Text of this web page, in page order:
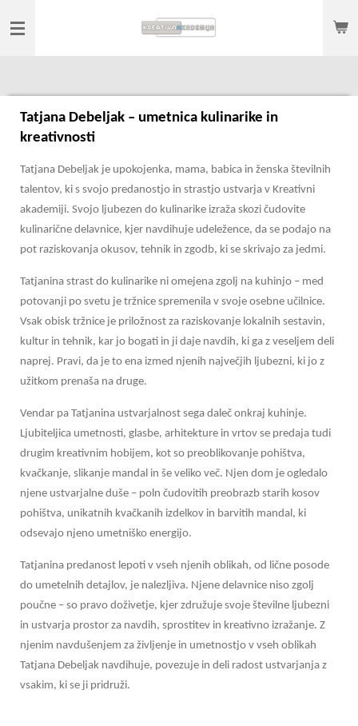
to
Tatjana Debeljak – umetnica kulinarike in
kreativnosti
Tatjana Debeljak je upokojenka, mama, babica in ženska številnih
talentov, ki s svojo predanostjo in strastjo ustvarja v Kreativni
akademiji. Svojo ljubezen do kulinarike izraža skozi čudovite
kulinarične delavnice, kjer navdihuje udeležence, da se podajo na
pot raziskovanja okusov, tehnik in zgodb, ki se skrivajo za jedmi.
Tatjanina strast do kulinarike ni omejena zgolj na kuhinjo – med
potovanji po svetu je tržnice spremenila v svoje osebne učilnice.
Vsak obisk tržnice je priložnost za raziskovanje lokalnih sestavin,
kultur in tehnik, kar jo bogati in ji daje navdih, ki ga z veseljem deli
naprej. Pravi, da je to ena izmed njenih največjih ljubezni, ki jo z
užitkom prenaša na druge.
Vendar pa Tatjanina ustvarjalnost sega daleč onkraj kuhinje.
Ljubiteljica umetnosti, glasbe, arhitekture in vrtov se predaja tudi
drugim kreativnim hobijem, kot so preoblikovanje pohištva,
kvačkanje, slikanje mandal in še veliko več. Njen dom je ogledalo
njene ustvarjalne duše – poln čudovitih preobrazb starih kosov
pohištva, unikatnih kvačkanih izdelkov in barvitih mandal, ki
odsevajo njeno umetniško energijo.
Tatjanina predanost lepoti v vseh njenih oblikah, od lične posode
do umetelnih detajlov, je nalezljiva. Njene delavnice niso zgolj
poučne – so pravo doživetje, kjer združuje svoje številne ljubezni
in ustvarja prostor za navdih, sprostitev in kreativno izražanje. Z
njenim navdušenjem za življenje in umetnostjo v vseh oblikah
Tatjana Debeljak navdihuje, povezuje in deli radost ustvarjanja z
vsakim, ki se ji pridruži.